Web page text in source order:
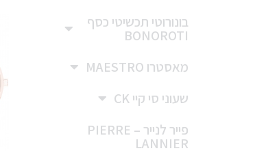
בונורוטי תכשיטי כסף
BONOROTI
מאסטרו MAESTRO
שעוני סי קיי CK
פייר לנייר – PIERRE
LANNIER